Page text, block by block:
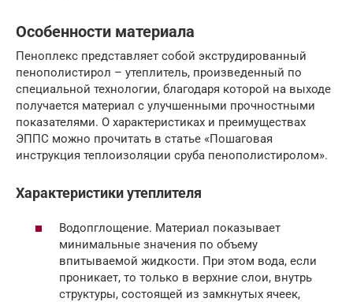
Особенности материала
Пеноплекс представляет собой экструдированный
пенополистирол – утеплитель, произведенный по
специальной технологии, благодаря которой на выходе
получается материал с улучшенными прочностными
показателями. О характеристиках и преимуществах
ЭППС можно прочитать в статье «Пошаговая
инструкция теплоизоляции сруба пенополистиролом».
Характеристики утеплителя
Водопглощение. Материал показывает
минимальные значения по объему
впитываемой жидкости. При этом вода, если
проникает, то только в верхние слои, внутрь
структуры, состоящей из замкнутых ячеек,